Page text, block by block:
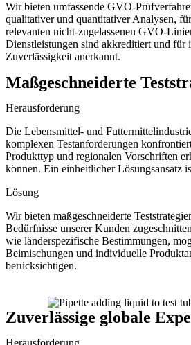
Wir bieten umfassende GVO-
qualitativer und quantitativer Analysen,
relevanten nicht-zugelassenen GVO-
Dienstleistungen sind akkreditiert und für
Zuverlässigkeit anerkannt.
Maßgeschneiderte
Herausforderung
Die Lebensmittel- und
komplexen Testanforderungen
Produkttyp und regionalen Vorschriften
können. Ein einheitlicher Lösungsansatz
Lösung
Wir bieten maßgeschneiderte
Bedürfnisse unserer Kunden
wie länderspezifische Bestimmungen,
Beimischungen und individuelle
berücksichtigen.
Zuverlässige globale